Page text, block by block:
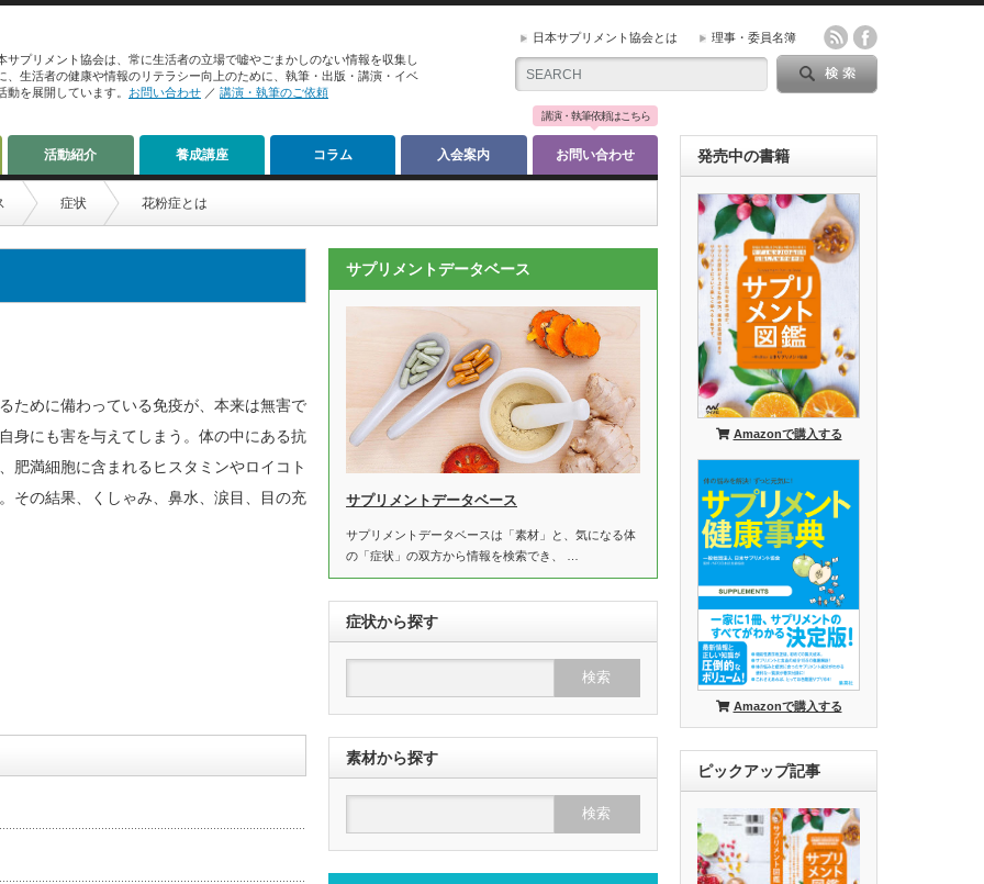
日本サプリメント協会とは
理事・委員名簿
サプリメント協会は、常に生活者の立場で嘘やごまかしのない情報を収集し
、生活者の健康や情報のリテラシー向上のために、執筆・出版・講演・イベ
動を展開しています。 お問い合わせ ／ 講演・執筆のご依頼
講演・執筆依頼はこちら
活動紹介 養成講座 コラム 入会案内 お問い合わせ
症状 花粉症とは
ために備わっている免疫が、本来は無害で
身にも害を与えてしまう。体の中にある抗
肥満細胞に含まれるヒスタミンやロイコト
その結果、くしゃみ、鼻水、涙目、目の充
サプリメントデータベース
サプリメントデータベース
サプリメントデータベースは「素材」と、気になる体
の「症状」の双方から情報を検索でき、 …
症状から探す
素材から探す
発売中の書籍
Amazonで購入する
Amazonで購入する
ピックアップ記事